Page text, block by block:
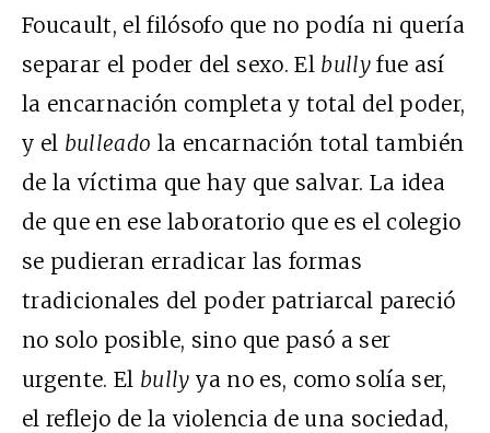
Foucault, el filósofo que no podía ni quería
separar el poder del sexo. El bullyfue así
la encarnación completa y total del poder,
y el bulleado la encarnación total también
de la víctima que hay que salvar. La idea
de que en ese laboratorio que es el colegio
se pudieran erradicar las formas
tradicionales del poder patriarcal pareció
no solo posible, sino que pasó a ser
urgente. El bully ya no es, como solía ser,
el reflejo de la violencia de una sociedad,